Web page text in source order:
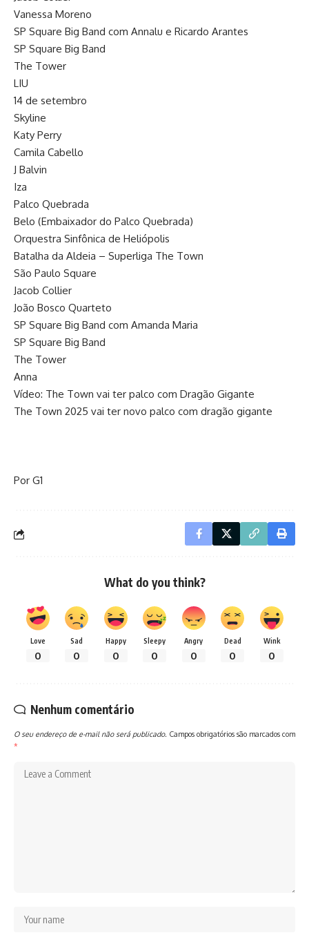
Vanessa Moreno
SP Square Big Band com Annalu e Ricardo Arantes
SP Square Big Band
The Tower
LIU
14 de setembro
Skyline
Katy Perry
Camila Cabello
J Balvin
Iza
Palco Quebrada
Belo (Embaixador do Palco Quebrada)
Orquestra Sinfônica de Heliópolis
Batalha da Aldeia – Superliga The Town
São Paulo Square
Jacob Collier
João Bosco Quarteto
SP Square Big Band com Amanda Maria
SP Square Big Band
The Tower
Anna
Vídeo: The Town vai ter palco com Dragão Gigante
The Town 2025 vai ter novo palco com dragão gigante
Por G1
What do you think?
Love
0
Sad
0
Happy
0
Sleepy
0
Angry
0
Dead
0
Wink
0
Nenhum comentário
O seu endereço de e-mail não será publicado. Campos obrigatórios são marcados com
*